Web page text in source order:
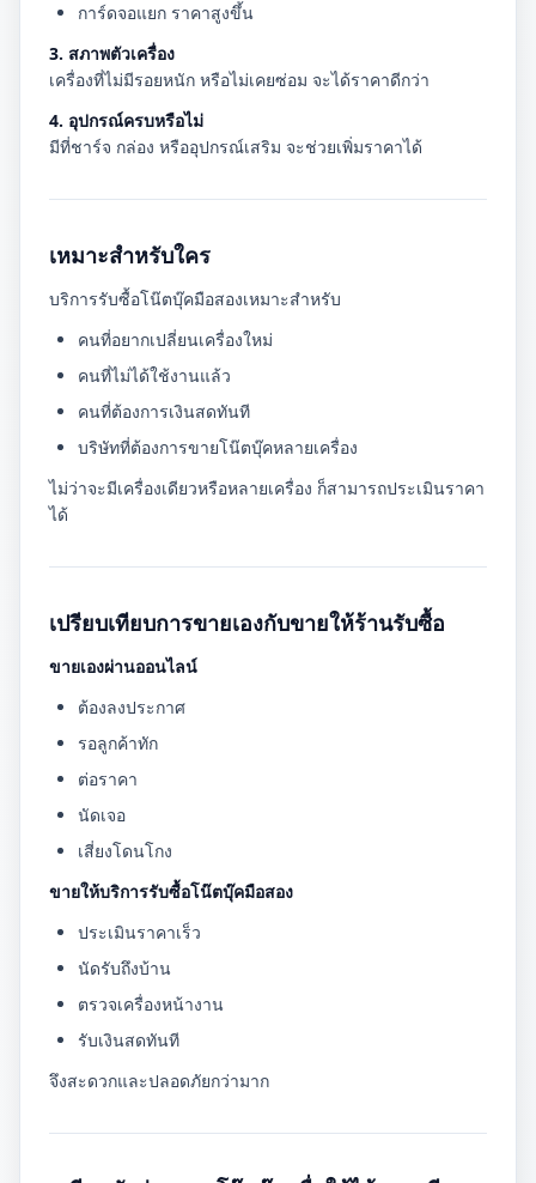
การ์ดจอแยก ราคาสูงขึ้น
3. สภาพตัวเครื่อง
เครื่องที่ไม่มีรอยหนัก หรือไม่เคยซ่อม จะได้ราคาดีกว่า
4. อุปกรณ์ครบหรือไม่
มีที่ชาร์จ กล่อง หรืออุปกรณ์เสริม จะช่วยเพิ่มราคาได้
เหมาะสำหรับใคร
บริการรับซื้อโน๊ตบุ๊คมือสองเหมาะสำหรับ
คนที่อยากเปลี่ยนเครื่องใหม่
คนที่ไม่ได้ใช้งานแล้ว
คนที่ต้องการเงินสดทันที
บริษัทที่ต้องการขายโน๊ตบุ๊คหลายเครื่อง
ไม่ว่าจะมีเครื่องเดียวหรือหลายเครื่อง ก็สามารถประเมินราคา
ได้
เปรียบเทียบการขายเองกับขายให้ร้านรับซื้อ
ขายเองผ่านออนไลน์
ต้องลงประกาศ
รอลูกค้าทัก
ต่อราคา
นัดเจอ
เสี่ยงโดนโกง
ขายให้บริการรับซื้อโน๊ตบุ๊คมือสอง
ประเมินราคาเร็ว
นัดรับถึงบ้าน
ตรวจเครื่องหน้างาน
รับเงินสดทันที
จึงสะดวกและปลอดภัยกว่ามาก